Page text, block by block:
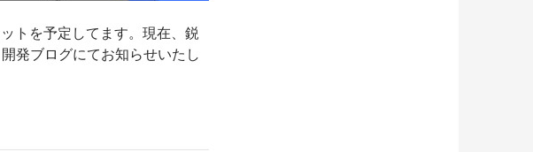
トを予定してます。現在、鋭
発ブログにてお知らせいたし